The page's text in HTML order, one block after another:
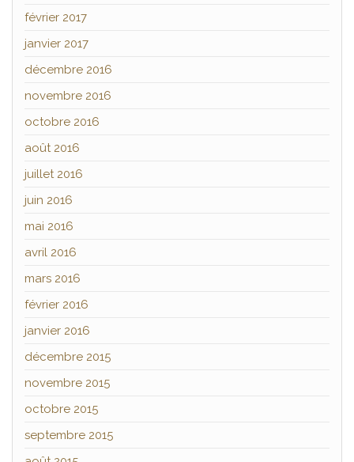
février 2017
janvier 2017
décembre 2016
novembre 2016
octobre 2016
août 2016
juillet 2016
juin 2016
mai 2016
avril 2016
mars 2016
février 2016
janvier 2016
décembre 2015
novembre 2015
octobre 2015
septembre 2015